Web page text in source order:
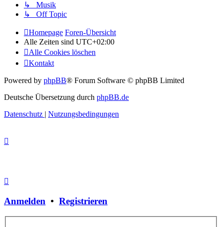
↳ Musik
↳ Off Topic
Homepage Foren-Übersicht
Alle Zeiten sind UTC+02:00
Alle Cookies löschen
Kontakt
Powered by phpBB® Forum Software © phpBB Limited
Deutsche Übersetzung durch phpBB.de
Datenschutz | Nutzungsbedingungen
Anmelden • Registrieren